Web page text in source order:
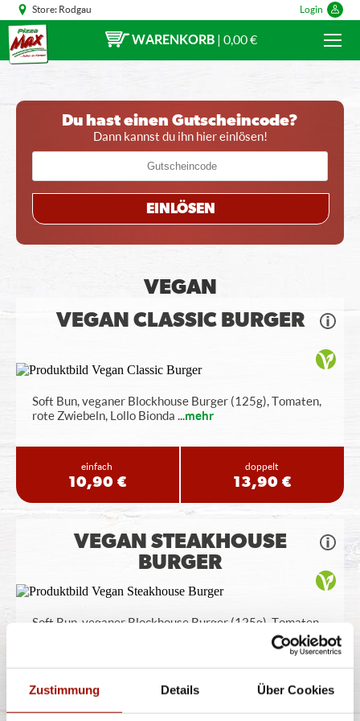
Zustimmung Details Über Cookies
Store: Rodgau Login
WARENKORB | 0,00 €
Du hast einen Gutscheincode?
Dann kannst du ihn hier einlösen!
EINLÖSEN
VEGAN
VEGAN CLASSIC BURGER
Soft Bun, veganer Blockhouse Burger (125g), Tomaten,
rote Zwiebeln, Lollo Bionda ...mehr
einfach
10,90 €
doppelt
13,90 €
VEGAN STEAKHOUSE
BURGER
Soft Bun, veganer Blockhouse Burger (125g), Tomaten,
einfach doppelt